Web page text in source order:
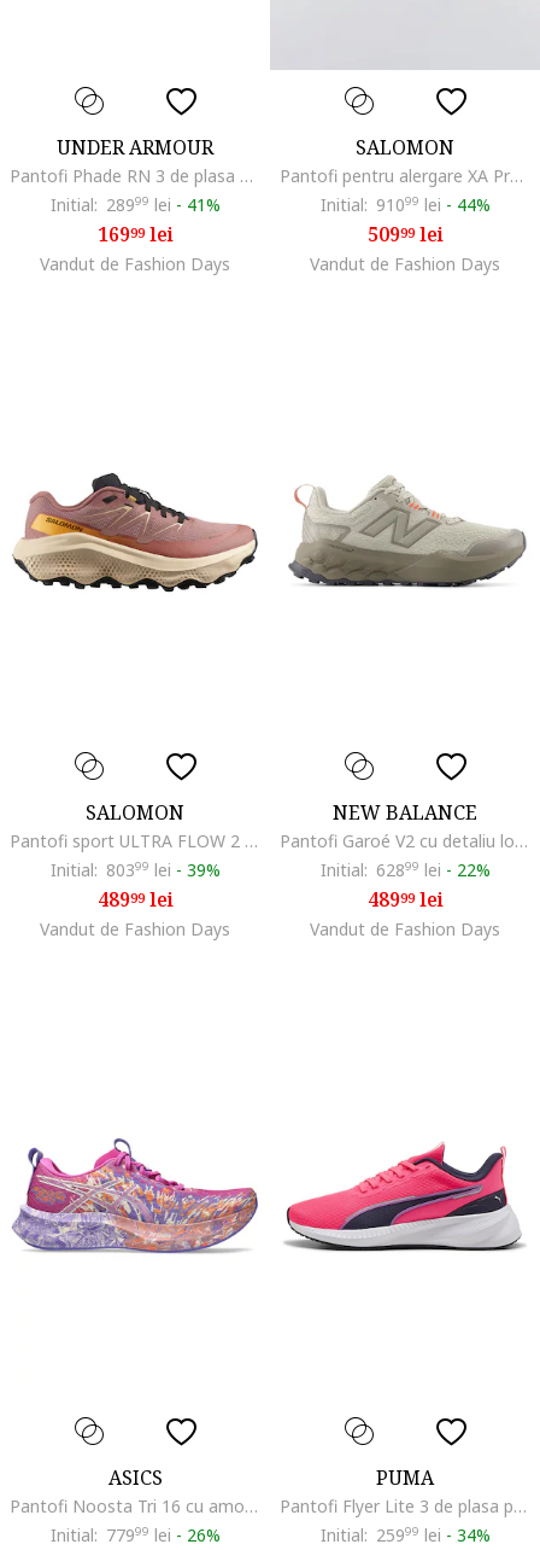
UNDER ARMOUR
Pantofi Phade RN 3 de plasa pentru alergare, Alb/Negru stins
Initial: 28999 lei - 41%
16999lei
Vandut de Fashion Days
SALOMON
Pantofi pentru alergare XA Pro 3D V9
Initial: 91099 lei - 44%
50999lei
Vandut de Fashion Days
SALOMON
Pantofi sport ULTRA FLOW 2 din piele ecologica si material textil, pentru alergare, Portocaliu mandarina/Roz prafuit
Initial: 80399 lei - 39%
48999lei
Vandut de Fashion Days
NEW BALANCE
Pantofi Garoé V2 cu detaliu logo pentru alergare, Kaki
Initial: 62899 lei - 22%
48999lei
Vandut de Fashion Days
ASICS
Pantofi Noosta Tri 16 cu amortizare pentru alergare, Alb/Portocaliu/Fucsia/Ametist
Initial: 77999 lei - 26%
PUMA
Pantofi Flyer Lite 3 de plasa pentru alergare
Initial: 25999 lei - 34%